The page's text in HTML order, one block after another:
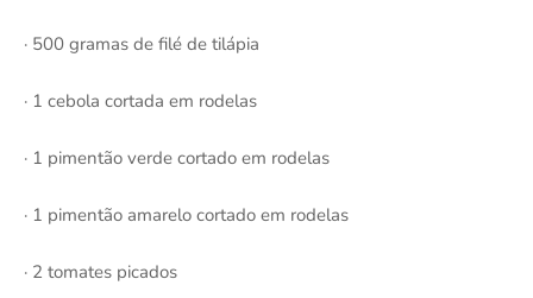
· 500 gramas de filé de tilápia
· 1 cebola cortada em rodelas
· 1 pimentão verde cortado em rodelas
· 1 pimentão amarelo cortado em rodelas
· 2 tomates picados